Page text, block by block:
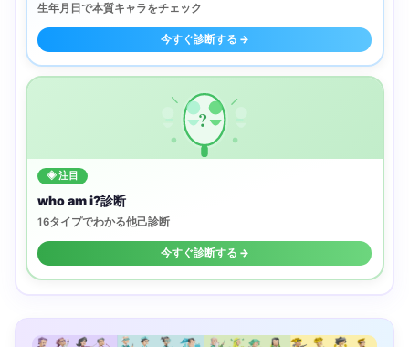
生年月日で本質キャラをチェック
今すぐ診断する →
?
◈ 注目
who am i?診断
16タイプでわかる他己診断
今すぐ診断する →